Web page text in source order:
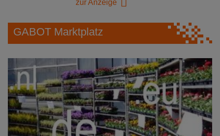
zur Anzeige
GABOT Marktplatz